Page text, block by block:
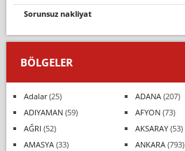
sorunsuz nakli̇yat
BÖLGELER
Adalar(25) ADANA(207)
ADIYAMAN(59) AFYON(73)
AĞRI (52) AKSARAY(53)
AMASYA(33) ANKARA(793)